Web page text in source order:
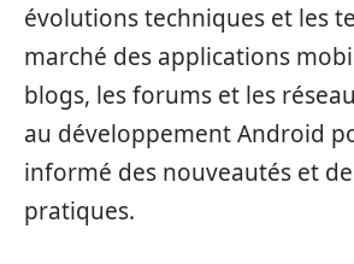
évolutions techniques et les
marché des applications
blogs, les forums et les
au développement Android
informé des nouveautés et
pratiques.